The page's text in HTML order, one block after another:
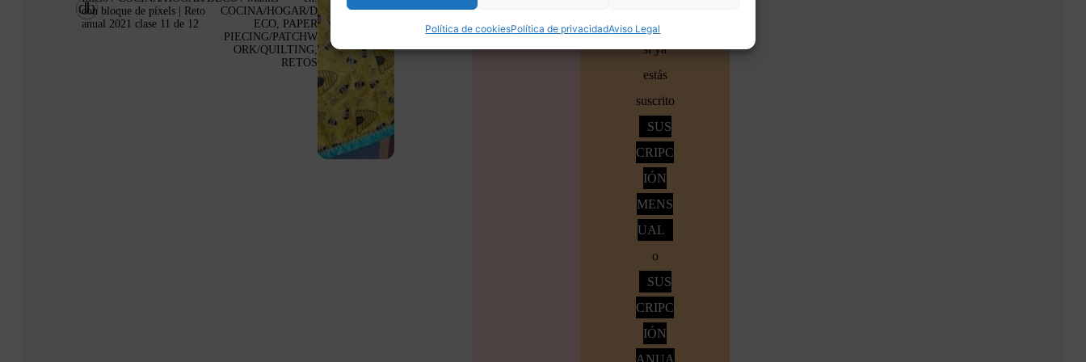
Política de cookiesPolítica de privacidadAviso Legal
con bloque de píxels | Reto
anual 2021 clase 11 de 12
COCINA/HOGAR/D
ECO, PAPER
PIECING/PATCHW
ORK/QUILTING,
RETOS
Accede
si ya
estás
suscrito
SUS
CRIPC
IÓN
MENS
UAL
o
SUS
CRIPC
IÓN